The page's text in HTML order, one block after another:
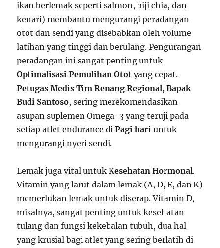
ikan berlemak seperti salmon, biji chia, dan
kenari) membantu mengurangi peradangan
otot dan sendi yang disebabkan oleh volume
latihan yang tinggi dan berulang. Pengurangan
peradangan ini sangat penting untuk
Optimalisasi Pemulihan Otot yang cepat.
Petugas Medis Tim Renang Regional, Bapak
Budi Santoso, sering merekomendasikan
asupan suplemen Omega-3 yang teruji pada
setiap atlet endurance diPagi hari untuk
mengurangi nyeri sendi.
Lemak juga vital untukKesehatan Hormonal.
Vitamin yang larut dalam lemak (A, D, E, dan K)
memerlukan lemak untuk diserap. Vitamin D,
misalnya, sangat penting untuk kesehatan
tulang dan fungsi kekebalan tubuh, dua hal
yang krusial bagi atlet yang sering berlatih di